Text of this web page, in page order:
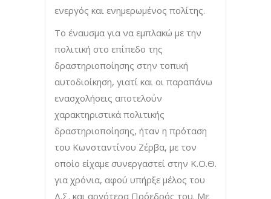
ενεργός και ενημερωμένος πολίτης.
Το έναυσμα για να εμπλακώ με την
πολιτική στο επίπεδο της
δραστηριοποίησης στην τοπική
αυτοδιοίκηση, γιατί και οι παραπάνω
ενασχολήσεις αποτελούν
χαρακτηριστικά πολιτικής
δραστηριοποίησης, ήταν η πρόταση
του Κωνσταντίνου Ζέρβα, με τον
οποίο είχαμε συνεργαστεί στην Κ.Ο.Θ.
για χρόνια, αφού υπήρξε μέλος του
Δ.Σ. και αργότερα Πρόεδρός του. Με